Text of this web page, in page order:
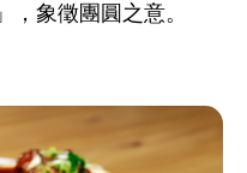
，象徵團圓之意。